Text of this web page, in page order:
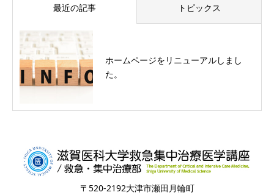
最近の記事 トピックス
ホームページをリニューアルしまし
た。
〒520-2192大津市瀬田月輪町